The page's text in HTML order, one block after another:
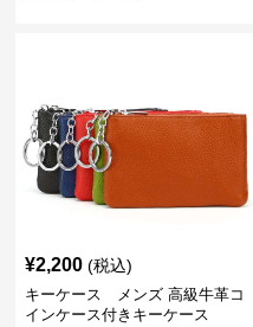
¥2,200 (税込)
キーケース メンズ 高級牛革コ
インケース付きキーケース